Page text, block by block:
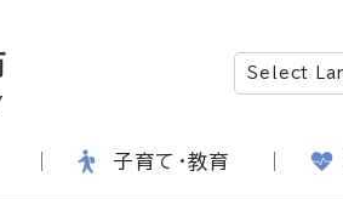
子育て・教育